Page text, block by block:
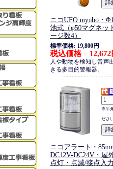
ニコUFO myubo・
池式（φ50マグネッ
ージ数4）
標準価格: 19,800円
税込価格 12,672
人や動物を検知し音声
きる多目的警報器。
※半
ださ
ニコアラート・
DC12V-DC24V・屋
点灯・点滅/接点入